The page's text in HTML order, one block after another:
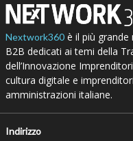
Nextwork360è il più grande
B2B dedicati ai temi della
dell’Innovazione
cultura digitale e
amministrazioni italiane.
Indirizzo